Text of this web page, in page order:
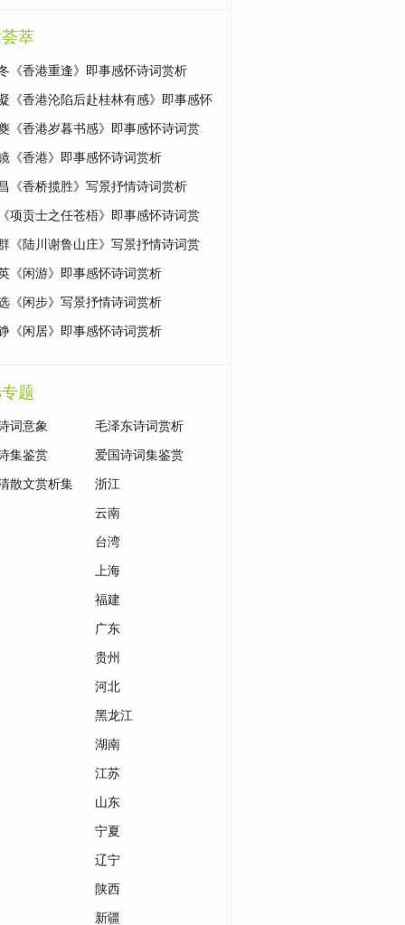
萃
《香港重逢》即事感怀诗词赏析
《香港沦陷后赴桂林有感》即事感怀
析
《香港岁暮书感》即事感怀诗词赏
《香港》即事感怀诗词赏析
《香桥揽胜》写景抒情诗词赏析
项贡士之任苍梧》即事感怀诗词赏
《陆川谢鲁山庄》写景抒情诗词赏
《闲游》即事感怀诗词赏析
《闲步》写景抒情诗词赏析
《闲居》即事感怀诗词赏析
题
词意象 毛泽东诗词赏析
集鉴赏 爱国诗词集鉴赏
散文赏析集 浙江
云南
台湾
上海
福建
广东
贵州
河北
黑龙江
湖南
江苏
山东
宁夏
辽宁
陕西
新疆